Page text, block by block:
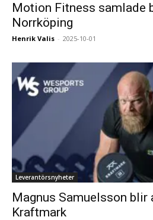
Motion Fitness samlade
Norrköping
Henrik Valis - 2025-10-01
Leverantörsnyheter
Magnus Samuelsson blir
Kraftmark